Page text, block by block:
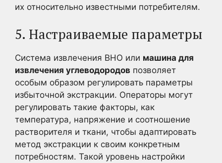
их относительно известными потребителям.
5. Настраиваемые параметры
Система извлечения BHO или машина для
извлечения углеводородов позволяет
особым образом регулировать параметры
избыточной экстракции. Операторы могут
регулировать такие факторы, как
температура, напряжение и соотношение
растворителя и ткани, чтобы адаптировать
метод экстракции к своим конкретным
потребностям. Такой уровень настройки